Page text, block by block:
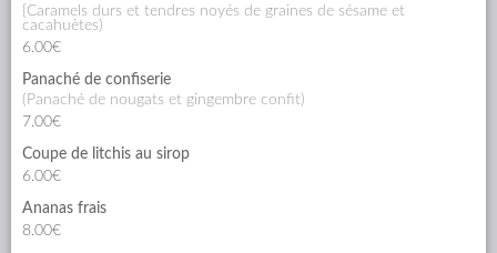
{caramels durs et tendres noyés de graines de sésame et
cacahuètes)
6.00€
Panaché de confiserie
(panaché de nougats et gingembre confit)
7.00€
Coupe de litchis au sirop
6.00€
Ananas frais
8.00€